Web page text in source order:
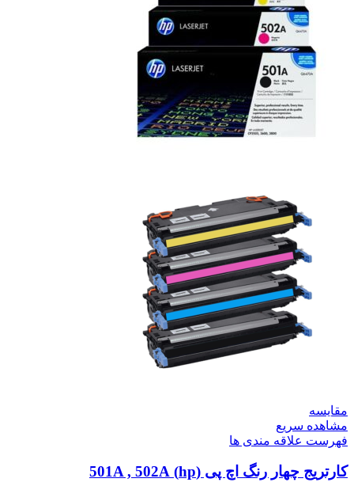
مقایسه
مشاهده سریع
فهرست علاقه مندی ها
کارتریج چهار رنگ اچ پی (hp) 501A , 502A